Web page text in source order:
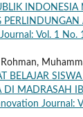
INDONESIA
PERLINDUNGAN
Vol. 1 No.
BELAJAR
DI MADRASAH
Journal: